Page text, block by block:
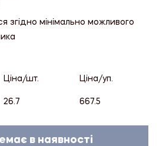
згідно мінімально можливого
Ціна/шт. Ціна/уп.
26.7 667.5
в наявності